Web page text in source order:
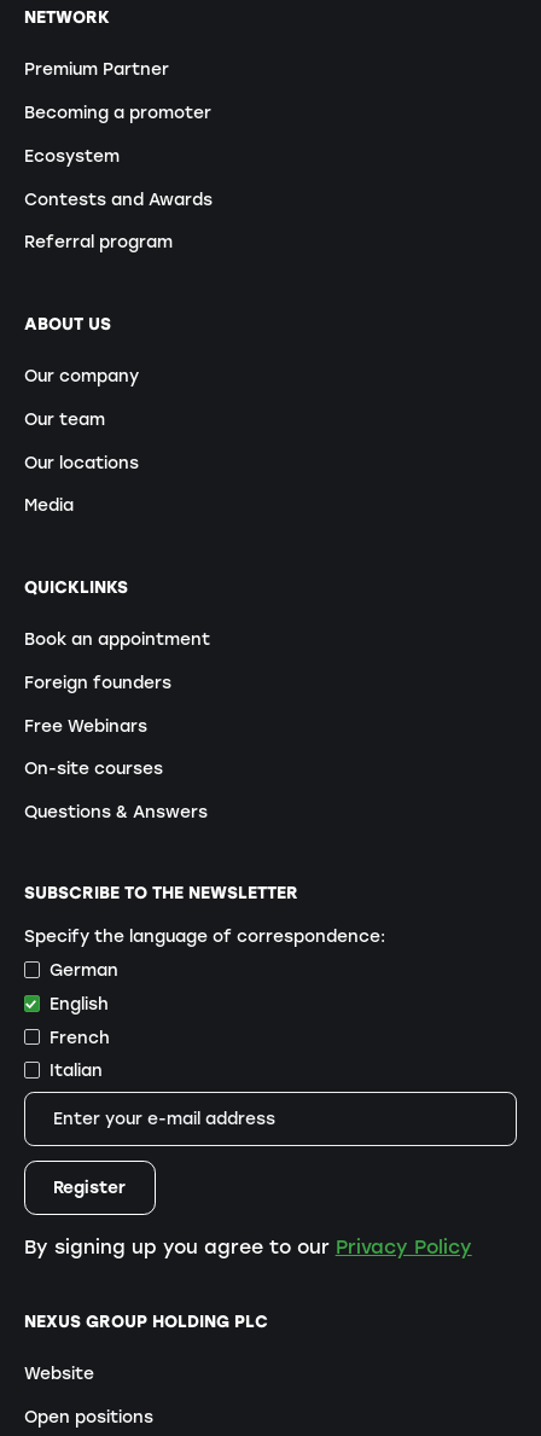
NETWORK
Premium Partner
Becoming a promoter
Ecosystem
Contests and Awards
Referral program
ABOUT US
Our company
Our team
Our locations
Media
QUICKLINKS
Book an appointment
Foreign founders
Free Webinars
On-site courses
Questions & Answers
NEXUS GROUP HOLDING PLC
Website
Open positions
SUBSCRIBE TO THE NEWSLETTER
Specify the language of correspondence:
German
English
French
Italian
By signing up you agree to our Privacy Policy